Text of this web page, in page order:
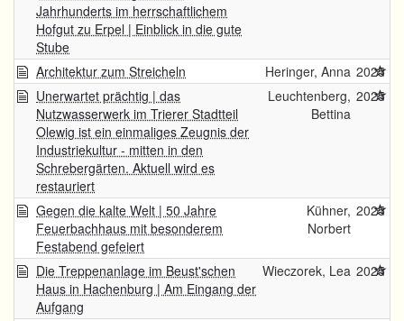
Jahrhunderts im herrschaftlichem
Hofgut zu Erpel | Einblick in die gute
Stube
Architektur zum Streicheln Heringer, Anna 2025
Unerwartet prächtig | das
Nutzwasserwerk im Trierer Stadtteil
Olewig ist ein einmaliges Zeugnis der
Industriekultur - mitten in den
Schrebergärten. Aktuell wird es
restauriert
Leuchtenberg,
Bettina
2025
Gegen die kalte Welt | 50 Jahre
Feuerbachhaus mit besonderem
Festabend gefeiert
Kühner,
Norbert
2025
Die Treppenanlage im Beust'schen
Haus in Hachenburg | Am Eingang der
Aufgang
Wieczorek, Lea 2025